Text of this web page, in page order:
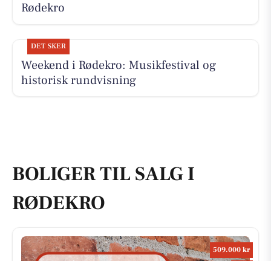
Rødekro
DET SKER
Weekend i Rødekro: Musikfestival og
historisk rundvisning
BOLIGER TIL SALG I
RØDEKRO
509.000 kr